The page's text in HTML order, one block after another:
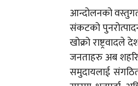
आन्दोलनको
संकटको
खोक्रो
जनताहरु अब
समुदायलाई